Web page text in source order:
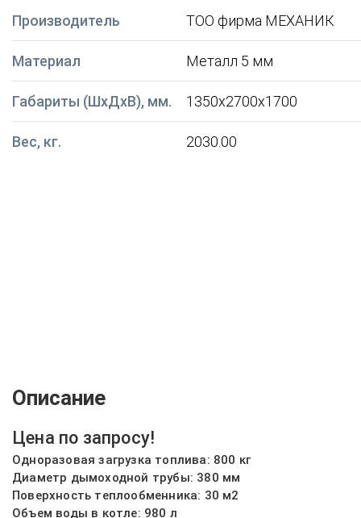
Производитель ТОО фирма МЕХАНИК
Материал Металл 5 мм
Габариты (ШxДxВ), мм. 1350x2700x1700
Вес, кг. 2030.00
Описание
Цена по запросу!
Одноразовая загрузка топлива: 800 кг
Диаметр дымоходной трубы: 380 мм
Поверхность теплообменника: 30 м2
Объем воды в котле: 980 л